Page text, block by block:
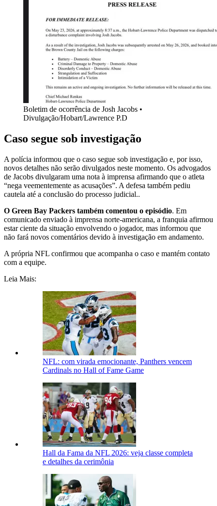
Boletim de ocorrência de Josh Jacobs •
Divulgação/Hobart/Lawrence P.D
Caso segue sob investigação
A polícia informou que o caso segue sob investigação e, por isso,
novos detalhes não serão divulgados neste momento. Os advogados
de Jacobs divulgaram uma nota à imprensa afirmando que o atleta
“nega veementemente as acusações”. A defesa também pediu
cautela até a conclusão do processo judicial..
O Green Bay Packers também comentou o episódio. Em
comunicado enviado à imprensa norte-americana, a franquia afirmou
estar ciente da situação envolvendo o jogador, mas informou que
não fará novos comentários devido à investigação em andamento.
A própria NFL confirmou que acompanha o caso e mantém contato
com a equipe.
Leia Mais:
NFL: com virada emocionante, Panthers vencem
Cardinals no Hall of Fame Game
Hall da Fama da NFL 2026: veja classe completa
e detalhes da cerimônia